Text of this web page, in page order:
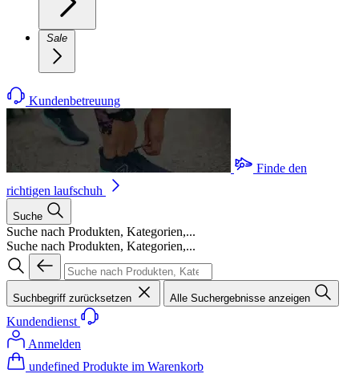
Sale
Kundenbetreuung
Finde den
richtigen laufschuh
Suche
Suche nach Produkten, Kategorien,...
Suche nach Produkten, Kategorien,...
Suchbegriff zurücksetzen Alle Suchergebnisse anzeigen
Kundendienst
Anmelden
undefined Produkte im Warenkorb